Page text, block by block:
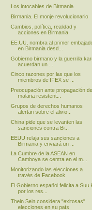
Los intocables de Birmania
Birmania. El monje revolucionario
Cambios, política, realidad y
acciones en Birmania
EE.UU. nombra al primer
en Birmania desd...
Gobierno birmano y la guerrilla
acuerdan un ...
Cinco razones por las que los
miembros de IFEX se ...
Preocupación ante propagación de
malaria resistent...
Grupos de derechos humanos
alertan sobre el alivio...
China pide que se levanten las
sanciones contra Bi...
EEUU relaja sus sanciones a
Birmania y enviará un ...
La Cumbre de la ASEAN en
Camboya se centra en el m...
Monitorizando las elecciones a
través de Facebook
El Gobierno español felicita a Suu
por los res...
Thein Sein considera "exitosas"
elecciones en su país